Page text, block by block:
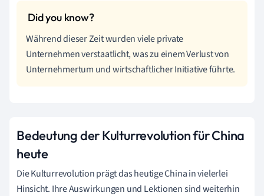
Während dieser Zeit wurden viele private
Unternehmen verstaatlicht, was zu einem Verlust von
Unternehmertum und wirtschaftlicher Initiative führte.
Bedeutung der Kulturrevolution für China
heute
Die Kulturrevolution prägt das heutige China in vielerlei
Hinsicht. Ihre Auswirkungen und Lektionen sind weiterhin